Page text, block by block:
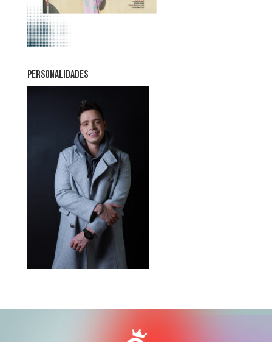
PERSONALIDADES